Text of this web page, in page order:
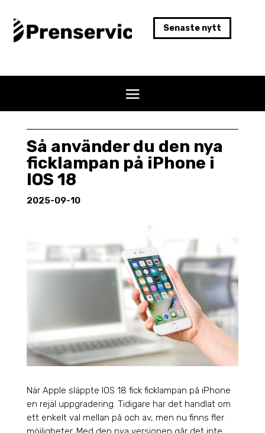
Senaste nytt
Så använder du den nya
ficklampan på iPhone i
IOS 18
2025-09-10
När Apple släppte IOS 18 fick ficklampan på iPhone
en rejäl uppgradering. Tidigare har det handlat om
ett enkelt val mellan på och av, men nu finns fler